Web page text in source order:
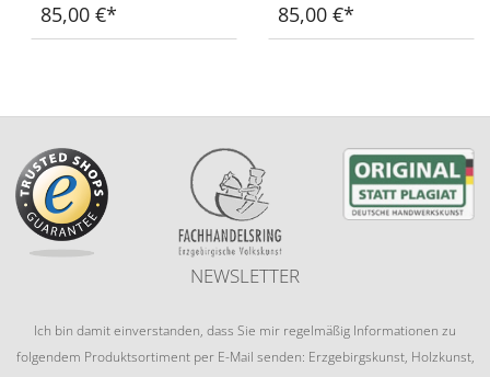
85,00 € 85,00 €
NEWSLETTER
Ich bin damit einverstanden, dass Sie mir regelmäßig Informationen zu
folgendem Produktsortiment per E-Mail senden: Erzgebirgskunst, Holzkunst,